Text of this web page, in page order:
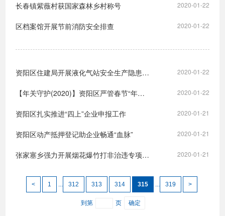
2020-01-22
长春镇紫薇村获国家森林乡村称号
2020-01-22
区档案馆开展节前消防安全排查
2020-01-22
资阳区住建局开展液化气站安全生产隐患大排查
2020-01-22
【年关守护(2020)】资阳区严管春节“年夜饭”食品安全
2020-01-21
资阳区扎实推进“四上”企业申报工作
2020-01-21
资阳区动产抵押登记助企业畅通“血脉”
2020-01-21
张家塞乡强力开展烟花爆竹打非治违专项行动
< 1 ... 312 313 314 315 ... 319 >
到第 页 确定